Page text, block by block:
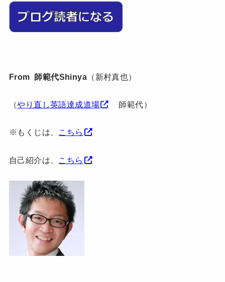
From 師範代Shinya （新村真也）
（やり直し英語達成道場 師範代）
※もくじは、 こちら
自己紹介は、 こちら